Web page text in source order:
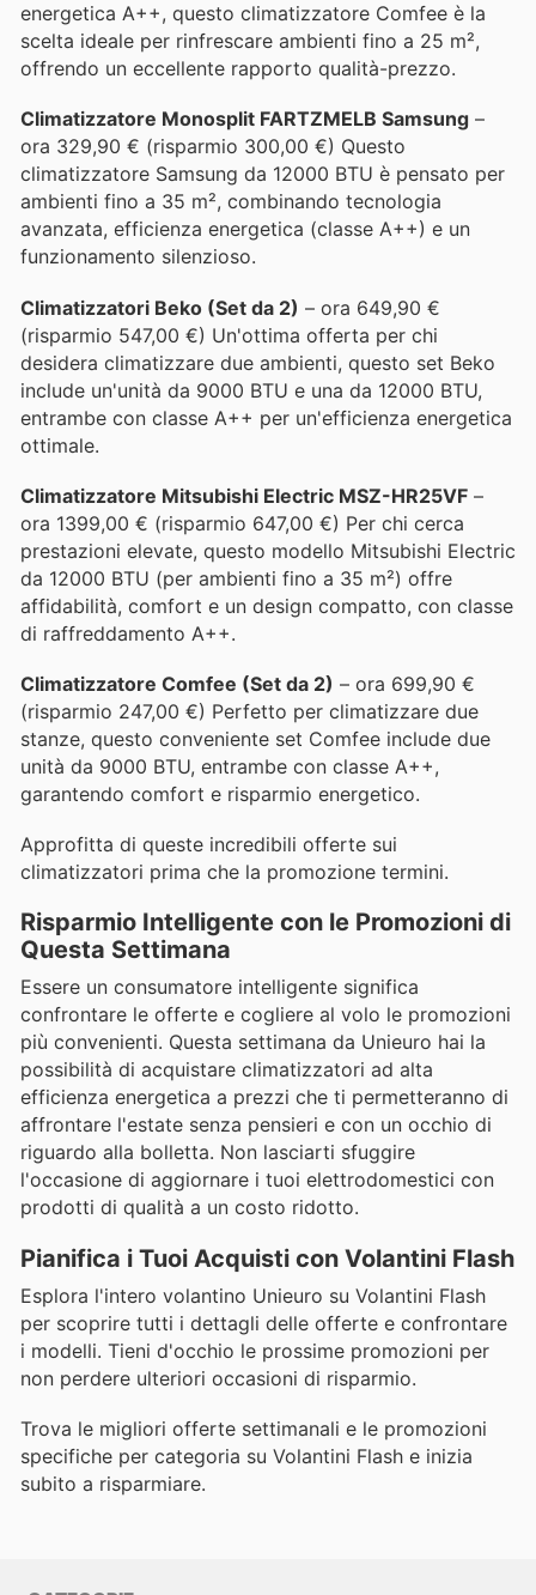
energetica A++, questo climatizzatore Comfee è la
scelta ideale per rinfrescare ambienti fino a 25 m²,
offrendo un eccellente rapporto qualità-prezzo.
Climatizzatore Monosplit FARTZMELB Samsung –
ora 329,90 € (risparmio 300,00 €) Questo
climatizzatore Samsung da 12000 BTU è pensato per
ambienti fino a 35 m², combinando tecnologia
avanzata, efficienza energetica (classe A++) e un
funzionamento silenzioso.
Climatizzatori Beko (Set da 2) – ora 649,90 €
(risparmio 547,00 €) Un'ottima offerta per chi
desidera climatizzare due ambienti, questo set Beko
include un'unità da 9000 BTU e una da 12000 BTU,
entrambe con classe A++ per un'efficienza energetica
ottimale.
Climatizzatore Mitsubishi Electric MSZ-HR25VF –
ora 1399,00 € (risparmio 647,00 €) Per chi cerca
prestazioni elevate, questo modello Mitsubishi Electric
da 12000 BTU (per ambienti fino a 35 m²) offre
affidabilità, comfort e un design compatto, con classe
di raffreddamento A++.
Climatizzatore Comfee (Set da 2) – ora 699,90 €
(risparmio 247,00 €) Perfetto per climatizzare due
stanze, questo conveniente set Comfee include due
unità da 9000 BTU, entrambe con classe A++,
garantendo comfort e risparmio energetico.
Approfitta di queste incredibili offerte sui
climatizzatori prima che la promozione termini.
Risparmio Intelligente con le Promozioni di
Questa Settimana
Essere un consumatore intelligente significa
confrontare le offerte e cogliere al volo le promozioni
più convenienti. Questa settimana da Unieuro hai la
possibilità di acquistare climatizzatori ad alta
efficienza energetica a prezzi che ti permetteranno di
affrontare l'estate senza pensieri e con un occhio di
riguardo alla bolletta. Non lasciarti sfuggire
l'occasione di aggiornare i tuoi elettrodomestici con
prodotti di qualità a un costo ridotto.
Pianifica i Tuoi Acquisti con Volantini Flash
Esplora l'intero volantino Unieuro su Volantini Flash
per scoprire tutti i dettagli delle offerte e confrontare
i modelli. Tieni d'occhio le prossime promozioni per
non perdere ulteriori occasioni di risparmio.
Trova le migliori offerte settimanali e le promozioni
specifiche per categoria su Volantini Flash e inizia
subito a risparmiare.